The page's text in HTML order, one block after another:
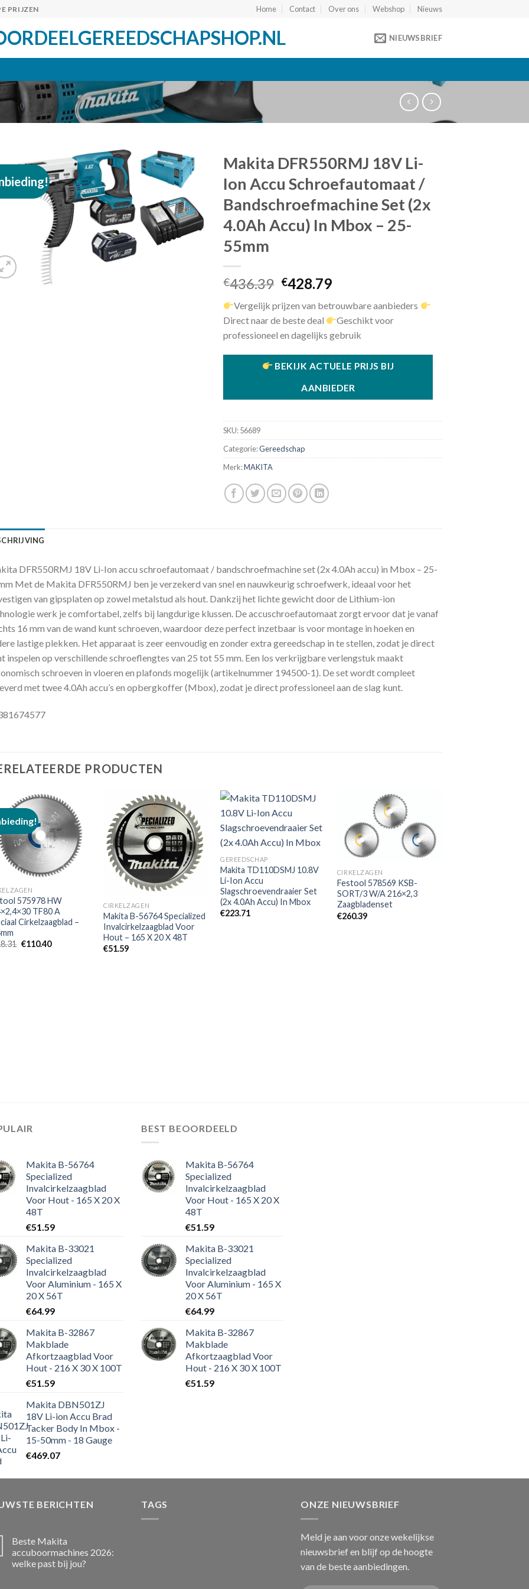
PRIJZEN Home Contact Over ons Webshop Nieuws
NIEUWSBRIEF
Toevoegen
aan
verlanglijst
Makita DFR550RMJ 18V Li-
Ion Accu Schroefautomaat /
Bandschroefmachine Set (2x
4.0Ah Accu) In Mbox – 25-
55mm
€436.39 Oorspronkelijke
was:
€436.39.
€428.79Huidige
is:
€428.79.
Vergelijk prijzen van betrouwbare aanbieders
Direct naar de beste deal
Geschikt voor
professioneel en dagelijks gebruik
BEKIJK ACTUELE PRIJS BIJ
AANBIEDER
SKU:56689
Categorie:Gereedschap
Merk:MAKITA
DFR550RMJ 18V Li-Ion accu schroefautomaat / bandschroefmachine set (2x 4.0Ah accu) in Mbox – 25-
Met de Makita DFR550RMJ ben je verzekerd van snel en nauwkeurig schroefwerk, ideaal voor het
van gipsplaten op zowel metalstud als hout. Dankzij het lichte gewicht door de Lithium-ion
werk je comfortabel, zelfs bij langdurige klussen. De accuschroefautomaat zorgt ervoor dat je vanaf
16 mm van de wand kunt schroeven, waardoor deze perfect inzetbaar is voor montage in hoeken en
lastige plekken. Het apparaat is zeer eenvoudig en zonder extra gereedschap in te stellen, zodat je direct
inspelen op verschillende schroeflengtes van 25 tot 55 mm. Een los verkrijgbare verlengstuk maakt
schroeven in vloeren en plafonds mogelijk (artikelnummer 194500-1). De set wordt compleet
met twee 4.0Ah accu’s en opbergkoffer (Mbox), zodat je direct professioneel aan de slag kunt.
PRODUCTEN
Toevoegen
verlanglijst
575978 HW
TF80 A
Cirkelzaagblad –
Oorspronkelijke
€110.40Huidige
Toevoegen
aan
verlanglijst
CIRKELZAGEN
Makita B-56764 Specialized
Invalcirkelzaagblad Voor
Hout – 165 X 20 X 48T
€51.59
Toevoegen
GEREEDSCHAP
Makita TD110DSMJ 10.8V
Li-Ion Accu
Slagschroevendraaier Set
(2x 4.0Ah Accu) In Mbox
€223.71
Toevoegen
aan
verlanglijst
CIRKELZAGEN
Festool 578569 KSB-
SORT/3 W/A 216×2,3
Zaagbladenset
€260.39
Makita B-56764
Specialized
Invalcirkelzaagblad
Voor Hout - 165 X 20 X
48T
€51.59
Makita B-33021
Specialized
Invalcirkelzaagblad
Voor Aluminium - 165 X
20 X 56T
€64.99
Makita B-32867
Makblade
Afkortzaagblad Voor
Hout - 216 X 30 X 100T
€51.59
Makita DBN501ZJ
18V Li-ion Accu Brad
Tacker Body In Mbox -
15-50mm - 18 Gauge
€469.07
BEST BEOORDEELD
Makita B-56764
Specialized
Invalcirkelzaagblad
Voor Hout - 165 X 20 X
48T
€51.59
Makita B-33021
Specialized
Invalcirkelzaagblad
Voor Aluminium - 165 X
20 X 56T
€64.99
Makita B-32867
Makblade
Afkortzaagblad Voor
Hout - 216 X 30 X 100T
€51.59
BERICHTEN
Beste Makita
accuboormachines 2026:
welke past bij jou?
TAGS ONZE NIEUWSBRIEF
Meld je aan voor onze wekelijkse
nieuwsbrief en blijf op de hoogte
van de beste aanbiedingen.